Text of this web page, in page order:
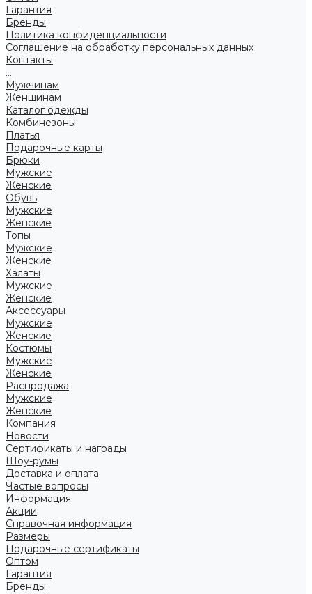
Гарантия
Бренды
Политика конфиденциальности
Соглашение на обработку персональных данных
Контакты
...
Мужчинам
Женщинам
Каталог одежды
Комбинезоны
Платья
Подарочные карты
Брюки
Мужские
Женские
Обувь
Мужские
Женские
Топы
Мужские
Женские
Халаты
Мужские
Женские
Аксессуары
Мужские
Женские
Костюмы
Мужские
Женские
Распродажа
Мужские
Женские
Компания
Новости
Сертификаты и награды
Шоу-румы
Доставка и оплата
Частые вопросы
Информация
Акции
Справочная информация
Размеры
Подарочные сертификаты
Оптом
Гарантия
Бренды